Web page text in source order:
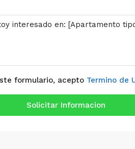
formulario, acepto Termino de
Solicitar Informacion